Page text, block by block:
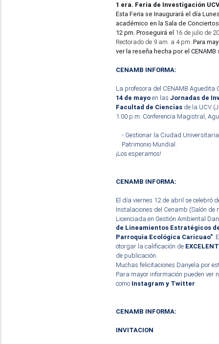
1 era. Feria de Investigación
Esta Feria se Inaugurará el día
académico en la Sala de
12 pm. Proseguirá el 16 de julio de
Rectorado de 9 am. a 4 pm. Para
ver la reseña hecha por el
CENAMB INFORMA:
La profesora del CENAMB
14 de mayoen las Jornadas de
Facultad de Cienciasde la UCV
1:00 p.m. Conferencia Magistral,
- Gestionar la Ciudad
Patrimonio Mundial.
¡Los esperamos!
CENAMB INFORMA:
El día viernes 12 de abril se celebró
Instalaciones del Cenamb (Salón
Licenciada en Gestión Ambiental
de Lineamientos Estratégicos
Parroquia Ecológica Caricuao".
otorgar la calificación de
de publicación.
Muchas felicitaciones Danyela por
Para mayor información pueden ver
como Instagram y Twitter
CENAMB INFORMA:
INVITACION